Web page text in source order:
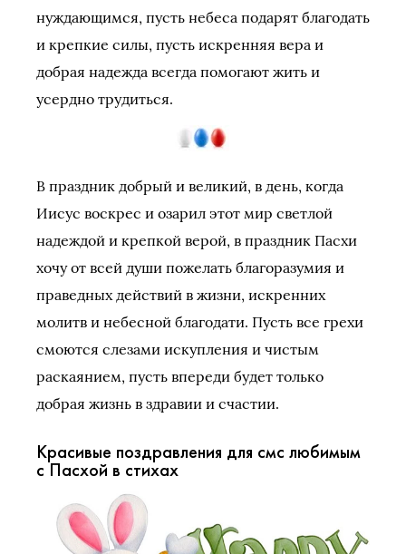
нуждающимся, пусть небеса подарят благодать
и крепкие силы, пусть искренняя вера и
добрая надежда всегда помогают жить и
усердно трудиться.
В праздник добрый и великий, в день, когда
Иисус воскрес и озарил этот мир светлой
надеждой и крепкой верой, в праздник Пасхи
хочу от всей души пожелать благоразумия и
праведных действий в жизни, искренних
молитв и небесной благодати. Пусть все грехи
смоются слезами искупления и чистым
раскаянием, пусть впереди будет только
добрая жизнь в здравии и счастии.
Красивые поздравления для смс любимым
с Пасхой в стихах